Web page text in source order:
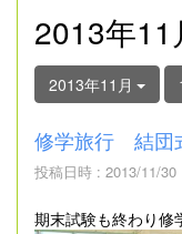
2013年
2013年11月
修学旅行 結団
投稿日時 : 2013/11/30
期末試験も終わり修